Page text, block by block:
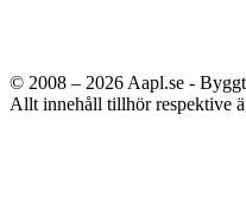
© 2008 – 2026 Aapl.se -
Allt innehåll tillhör respektive